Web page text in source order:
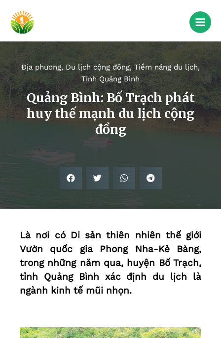
Địa phương, Du lịch cộng đồng,Tiềm năng du lịch,
Tỉnh Quảng Bình
Quảng Bình: Bố Trạch phát
huy thế mạnh du lịch cộng
đồng
Là nơi có Di sản thiên nhiên thế giới
Vườn quốc gia Phong Nha-Kẻ Bàng,
trong những năm qua, huyện Bố Trạch,
tỉnh Quảng Bình xác định du lịch là
ngành kinh tế mũi nhọn.